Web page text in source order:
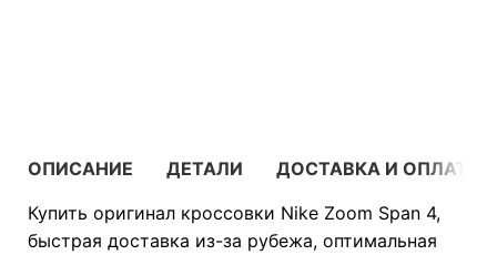
ОПИСАНИЕ ДЕТАЛИ
ДОСТАВКА И ОПЛАТА
Купить оригинал кроссовки Nike Zoom Span 4,
быстрая доставка из-за рубежа, оптимальная